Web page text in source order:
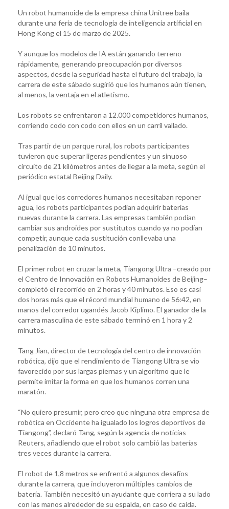
Un robot humanoide de la empresa china Unitree baila
durante una feria de tecnología de inteligencia artificial en
Hong Kong el 15 de marzo de 2025.
Y aunque los modelos de IA están ganando terreno
rápidamente, generando preocupación por diversos
aspectos, desde la seguridad hasta el futuro del trabajo, la
carrera de este sábado sugirió que los humanos aún tienen,
al menos, la ventaja en el atletismo.
Los robots se enfrentaron a 12.000 competidores humanos,
corriendo codo con codo con ellos en un carril vallado.
Tras partir de un parque rural, los robots participantes
tuvieron que superar ligeras pendientes y un sinuoso
circuito de 21 kilómetros antes de llegar a la meta, según el
periódico estatal Beijing Daily.
Al igual que los corredores humanos necesitaban reponer
agua, los robots participantes podían adquirir baterías
nuevas durante la carrera. Las empresas también podían
cambiar sus androides por sustitutos cuando ya no podían
competir, aunque cada sustitución conllevaba una
penalización de 10 minutos.
El primer robot en cruzar la meta, Tiangong Ultra –creado por
el Centro de Innovación en Robots Humanoides de Beijing–
completó el recorrido en 2 horas y 40 minutos. Eso es casi
dos horas más que el récord mundial humano de 56:42, en
manos del corredor ugandés Jacob Kiplimo. El ganador de la
carrera masculina de este sábado terminó en 1 hora y 2
minutos.
Tang Jian, director de tecnología del centro de innovación
robótica, dijo que el rendimiento de Tiangong Ultra se vio
favorecido por sus largas piernas y un algoritmo que le
permite imitar la forma en que los humanos corren una
maratón.
“No quiero presumir, pero creo que ninguna otra empresa de
robótica en Occidente ha igualado los logros deportivos de
Tiangong”, declaró Tang, según la agencia de noticias
Reuters, añadiendo que el robot solo cambió las baterías
tres veces durante la carrera.
El robot de 1,8 metros se enfrentó a algunos desafíos
durante la carrera, que incluyeron múltiples cambios de
batería. También necesitó un ayudante que corriera a su lado
con las manos alrededor de su espalda, en caso de caída.